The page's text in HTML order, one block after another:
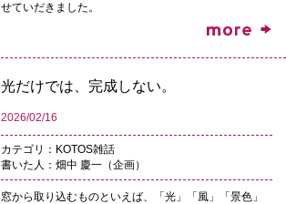
せていだきました。
光だけでは、完成しない。
2026/02/16
カテゴリ：KOTOS雑話
書いた人：畑中 慶一（企画）
窓から取り込むものといえば、「光」「風」「景色」